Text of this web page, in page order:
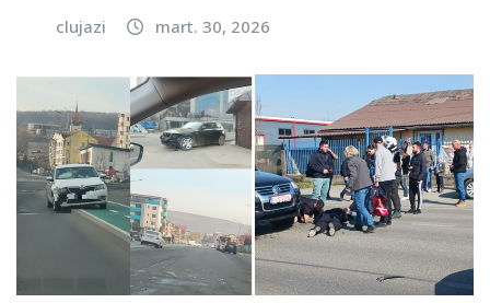
clujazi mart. 30, 2026